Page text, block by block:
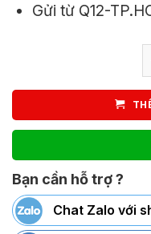
Gửi từ Q12-
Bạn cần hỗ trợ ?
Chat Zalo với